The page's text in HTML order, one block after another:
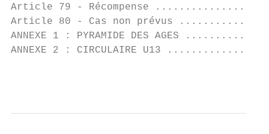
Article 79 - Récompense
Article 80 - Cas non prévus
ANNEXE 1 : PYRAMIDE DES
ANNEXE 2 : CIRCULAIRE